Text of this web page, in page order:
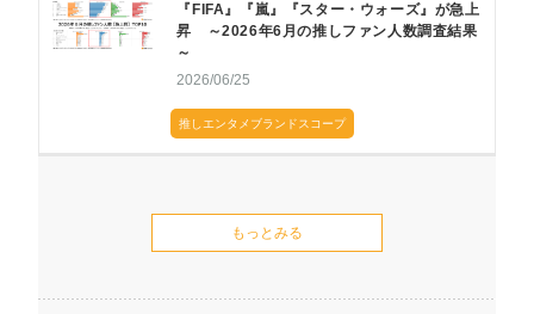
『FIFA』『嵐』『スター・ウォーズ』が急上
昇 ～2026年6月の推しファン人数調査結果
～
2026/06/25
推しエンタメブランドスコープ
もっとみる